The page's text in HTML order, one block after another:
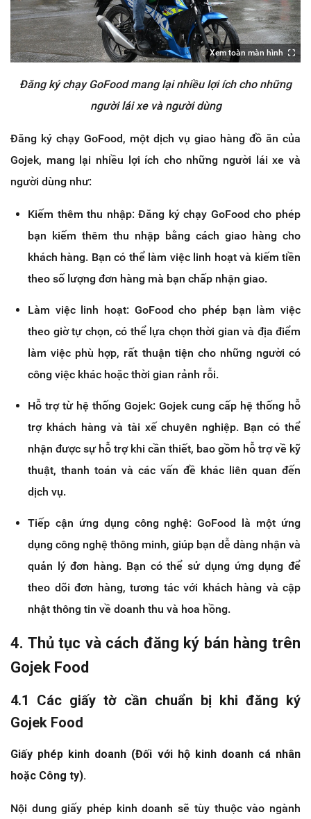
Xem toàn màn hình
Đăng ký chạy GoFood mang lại nhiều lợi ích cho những
người lái xe và người dùng
Đăng ký chạy GoFood, một dịch vụ giao hàng đồ ăn của
Gojek, mang lại nhiều lợi ích cho những người lái xe và
người dùng như:
Kiếm thêm thu nhập: Đăng ký chạy GoFood cho phép
bạn kiếm thêm thu nhập bằng cách giao hàng cho
khách hàng. Bạn có thể làm việc linh hoạt và kiếm tiền
theo số lượng đơn hàng mà bạn chấp nhận giao.
Làm việc linh hoạt: GoFood cho phép bạn làm việc
theo giờ tự chọn, có thể lựa chọn thời gian và địa điểm
làm việc phù hợp, rất thuận tiện cho những người có
công việc khác hoặc thời gian rảnh rỗi.
Hỗ trợ từ hệ thống Gojek: Gojek cung cấp hệ thống hỗ
trợ khách hàng và tài xế chuyên nghiệp. Bạn có thể
nhận được sự hỗ trợ khi cần thiết, bao gồm hỗ trợ về kỹ
thuật, thanh toán và các vấn đề khác liên quan đến
dịch vụ.
Tiếp cận ứng dụng công nghệ: GoFood là một ứng
dụng công nghệ thông minh, giúp bạn dễ dàng nhận và
quản lý đơn hàng. Bạn có thể sử dụng ứng dụng để
theo dõi đơn hàng, tương tác với khách hàng và cập
nhật thông tin về doanh thu và hoa hồng.
4. Thủ tục và cách đăng ký bán hàng trên
Gojek Food
4.1 Các giấy tờ cần chuẩn bị khi đăng ký
Gojek Food
Giấy phép kinh doanh (Đối với hộ kinh doanh cá nhân
hoặc Công ty).
Nội dung giấy phép kinh doanh sẽ tùy thuộc vào ngành